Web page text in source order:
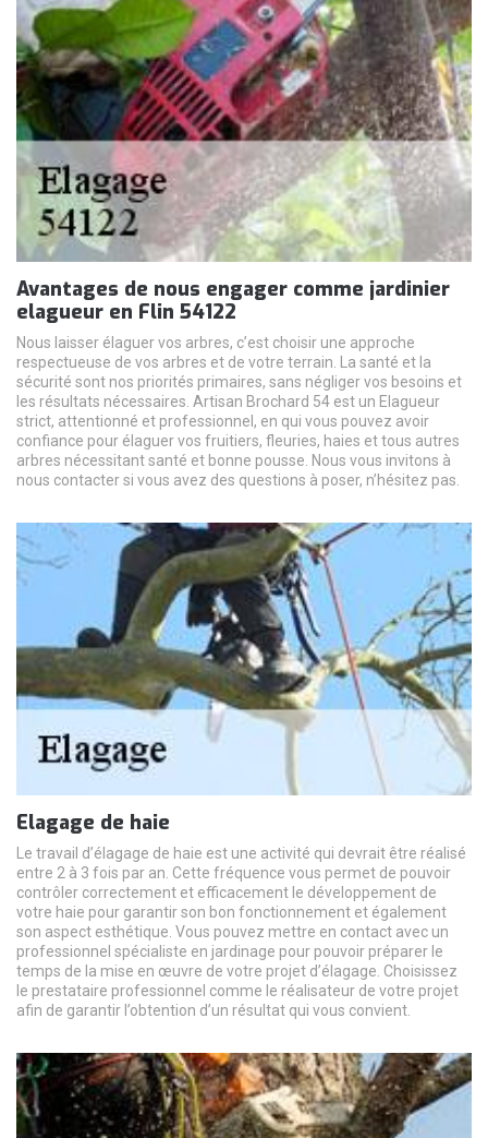
Avantages de nous engager comme jardinier
elagueur en Flin 54122
Nous laisser élaguer vos arbres, c’est choisir une approche
respectueuse de vos arbres et de votre terrain. La santé et la
sécurité sont nos priorités primaires, sans négliger vos besoins et
les résultats nécessaires. Artisan Brochard 54 est un Elagueur
strict, attentionné et professionnel, en qui vous pouvez avoir
confiance pour élaguer vos fruitiers, fleuries, haies et tous autres
arbres nécessitant santé et bonne pousse. Nous vous invitons à
nous contacter si vous avez des questions à poser, n’hésitez pas.
Elagage de haie
Le travail d’élagage de haie est une activité qui devrait être réalisé
entre 2 à 3 fois par an. Cette fréquence vous permet de pouvoir
contrôler correctement et efficacement le développement de
votre haie pour garantir son bon fonctionnement et également
son aspect esthétique. Vous pouvez mettre en contact avec un
professionnel spécialiste en jardinage pour pouvoir préparer le
temps de la mise en œuvre de votre projet d’élagage. Choisissez
le prestataire professionnel comme le réalisateur de votre projet
afin de garantir l’obtention d’un résultat qui vous convient.